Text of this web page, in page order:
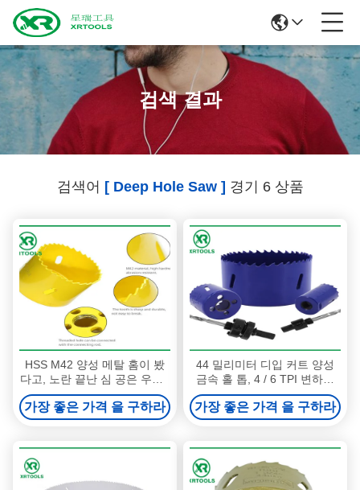
검색 결과
검색어 [ Deep Hole Saw ] 경기 6 상품
HSS M42 양성 메탈 홈이 봤
다고, 노란 끝난 심 공은 우즈 /
알루미늄을 위해 봤습니다
가장 좋은 가격 을 구하라
44 밀리미터 디입 커트 양성
금속 홀 톱, 4 / 6 TPI 변하기
쉬운 이 금속 절삭 홀 톱
가장 좋은 가격 을 구하라